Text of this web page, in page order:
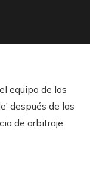
equipo de los
después de las
de arbitraje